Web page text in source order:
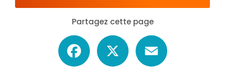
Partagez cette page
Facebook